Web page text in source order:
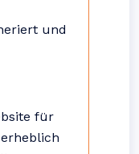
und
für